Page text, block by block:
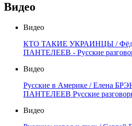
Видео
Видео
КТО ТАКИЕ УКРАИНЦЫ /
ПАНТЕЛЕЕВ - Русские
Видео
Русские в Америке / Елена
ПАНТЕЛЕЕВ Русские
Видео